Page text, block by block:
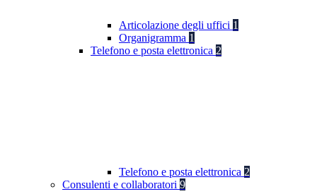
Articolazione degli uffici 1
Organigramma 1
Telefono e posta elettronica 2
Telefono e posta elettronica 2
Consulenti e collaboratori 9